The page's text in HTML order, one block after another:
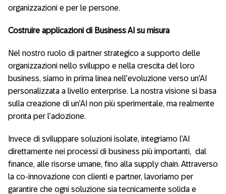
organizzazioni e per le persone.
Costruire applicazioni di Business AI su misura
Nel nostro ruolo di partner strategico a supporto delle
organizzazioni nello sviluppo e nella crescita del loro
business, siamo in prima linea nell’evoluzione verso un’AI
personalizzata a livello enterprise. La nostra visione si basa
sulla creazione di un’AI non più sperimentale, ma realmente
pronta per l’adozione.
Invece di sviluppare soluzioni isolate, integriamo l’AI
direttamente nei processi di business più importanti, dal
finance, alle risorse umane, fino alla supply chain. Attraverso
la co-innovazione con clienti e partner, lavoriamo per
garantire che ogni soluzione sia tecnicamente solida e